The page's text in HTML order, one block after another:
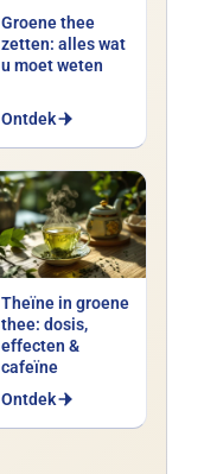
Groene thee
zetten: alles wat
u moet weten
Ontdek
Theïne in groene
thee: dosis,
effecten &
cafeïne
Ontdek